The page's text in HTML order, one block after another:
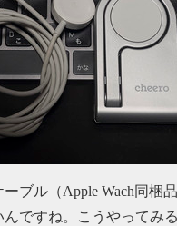
ブル（Apple Wach同梱
ですね。こうやってみる